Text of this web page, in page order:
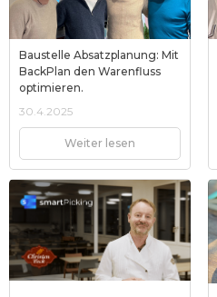
Baustelle Absatzplanung: Mit
BackPlan den Warenfluss
optimieren.
30.4.2025
Weiter lesen